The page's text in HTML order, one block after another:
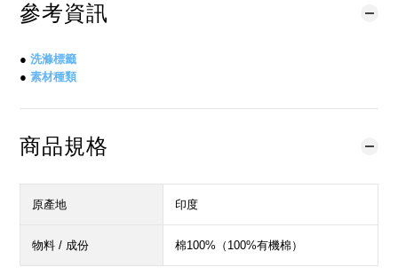
參考資訊
● 洗滌標籤
● 素材種類
商品規格
原產地 印度
物料 / 成份 棉100%（100%有機棉）